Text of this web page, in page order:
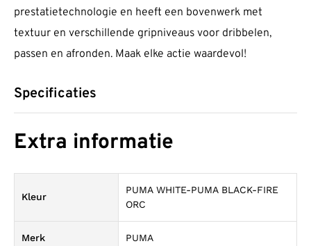
prestatietechnologie en heeft een bovenwerk met
textuur en verschillende gripniveaus voor dribbelen,
passen en afronden. Maak elke actie waardevol!
Specificaties
Extra informatie
Kleur
PUMA WHITE-PUMA BLACK-FIRE
ORC
Merk PUMA